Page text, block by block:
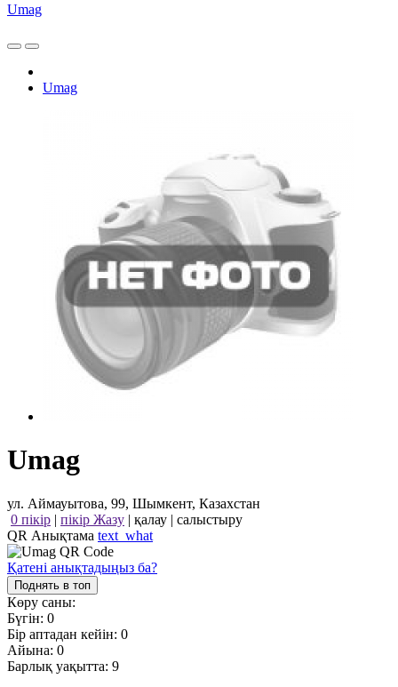
Umag
Umag
Umag
ул. Аймауытова, 99, Шымкент, Казахстан
0 пікір | пікір Жазу | қалау | салыстыру
QR Анықтама text_what
Қатені анықтадыңыз ба?
Поднять в топ
Көру саны:
Бүгін: 0
Бір аптадан кейін: 0
Айына: 0
Барлық уақытта: 9